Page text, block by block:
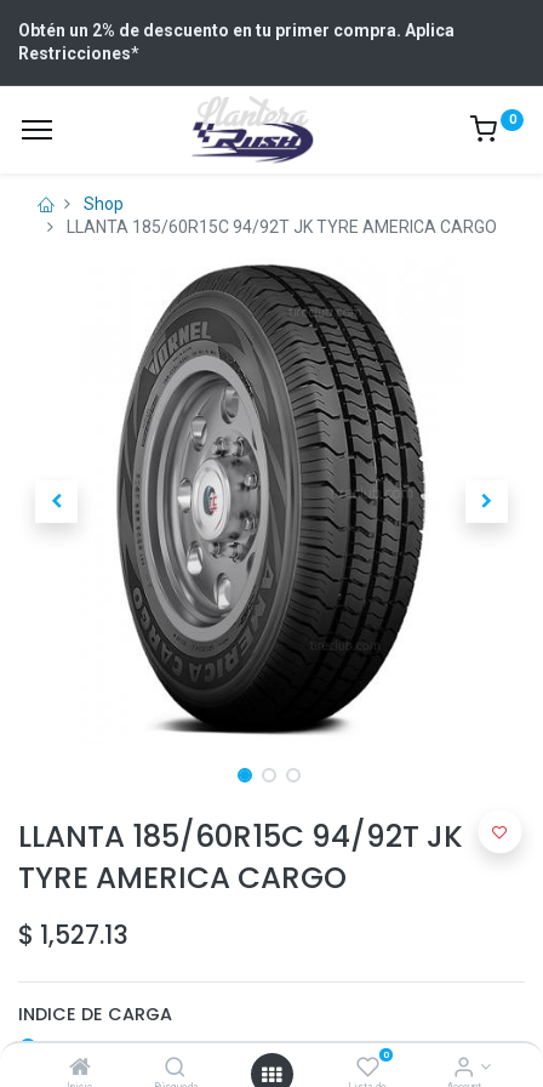
0
Obtén un 2% de descuento en tu primer compra. Aplica
Restricciones*
0
Shop
LLANTA 185/60R15C 94/92T JK TYRE AMERICA CARGO
LLANTA 185/60R15C 94/92T JK
TYRE AMERICA CARGO
$ 1,527.13
INDICE DE CARGA
92